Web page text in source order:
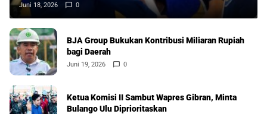
Juni 18, 2026 0
BJA Group Bukukan Kontribusi Miliaran Rupiah
bagi Daerah
Juni 19, 2026 0
Ketua Komisi II Sambut Wapres Gibran, Minta
Bulango Ulu Diprioritaskan